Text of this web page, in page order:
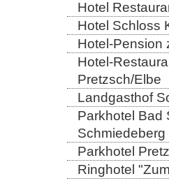
Hotel
Hotel Schloss
Hotel-Pension
Hotel-
Pretzsch/Elbe
Landgasthof
Parkhotel Bad
Schmiedeberg
Parkhotel
Ringhotel